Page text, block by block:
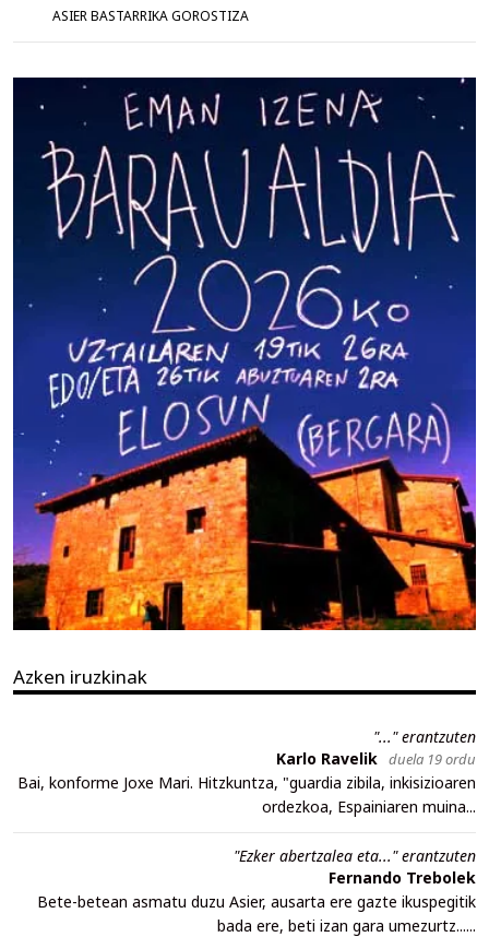
ASIER BASTARRIKA GOROSTIZA
Azken iruzkinak
"..." erantzuten
Karlo Ravelik duela 19 ordu
Bai, konforme Joxe Mari. Hitzkuntza, "guardia zibila, inkisizioaren
ordezkoa, Espainiaren muina...
"Ezker abertzalea eta..." erantzuten
Fernando Trebolek
Bete-betean asmatu duzu Asier, ausarta ere gazte ikuspegitik
bada ere, beti izan gara umezurtz......